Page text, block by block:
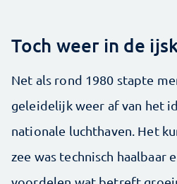
Toch weer in de
Net als rond 1980 stapte
geleidelijk weer af van het
nationale luchthaven. Het
zee was technisch haalbaar